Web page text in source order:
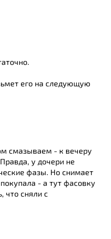
его на следующую
смазываем - к вечеру
у дочери не
фазы. Но снимает
- а тут фасовку
что сняли с